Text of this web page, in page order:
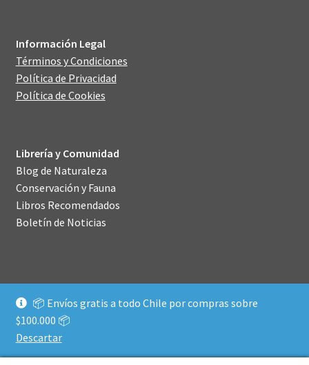
📦 Envíos gratis a todo Chile por compras sobre
$100.000 📦
Descartar
Información Legal
Términos y Condiciones
Política de Privacidad
Política de Cookies
Librería y Comunidad
Blog de Naturaleza
Conservación y Fauna
Libros Recomendados
Boletín de Noticias
© Librería Chucao 2026
Construido con WooCommerce